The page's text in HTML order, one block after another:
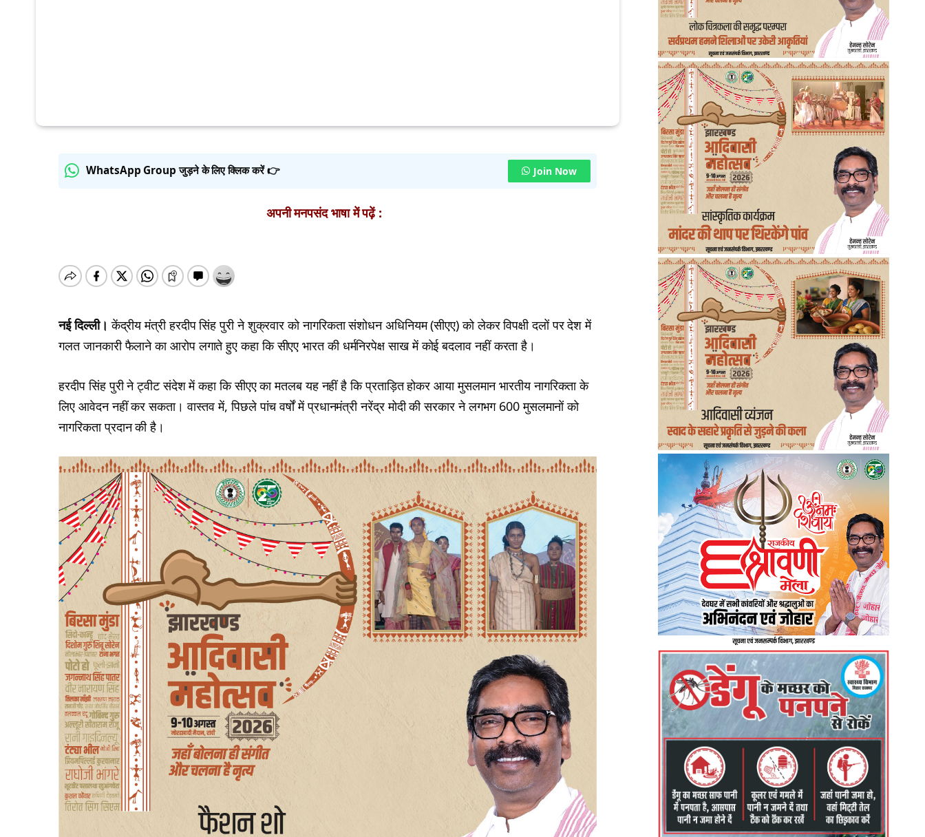
WhatsApp Group जुड़ने के लिए क्लिक करें 👉 Join Now
अपनी मनपसंद भाषा में पढ़ें :
नई दिल्ली। केंद्रीय मंत्री हरदीप सिंह पुरी ने शुक्रवार को नागरिकता संशोधन अधिनियम (सीएए) को लेकर विपक्षी दलों पर देश में
गलत जानकारी फैलाने का आरोप लगाते हुए कहा कि सीएए भारत की धर्मनिरपेक्ष साख में कोई बदलाव नहीं करता है।
हरदीप सिंह पुरी ने ट्वीट संदेश में कहा कि सीएए का मतलब यह नहीं है कि प्रताड़ित होकर आया मुसलमान भारतीय नागरिकता के
लिए आवेदन नहीं कर सकता। वास्तव में, पिछले पांच वर्षों में प्रधानमंत्री नरेंद्र मोदी की सरकार ने लगभग 600 मुसलमानों को
नागरिकता प्रदान की है।